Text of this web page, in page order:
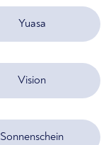
Yuasa
Vision
Sonnenschein